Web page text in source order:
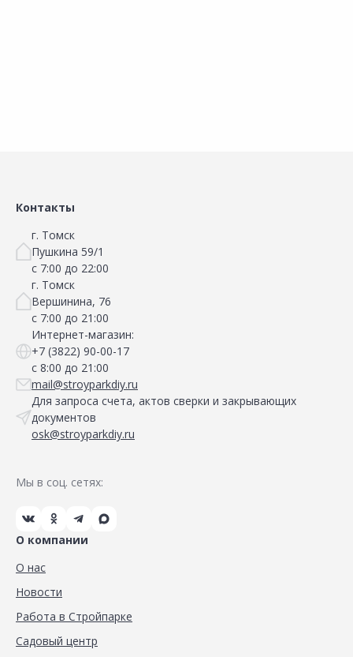
Контакты
г. Томск
Пушкина 59/1
с 7:00 до 22:00
г. Томск
Вершинина, 76
с 7:00 до 21:00
Интернет-магазин:
+7 (3822) 90-00-17
с 8:00 до 21:00
mail@stroyparkdiy.ru
Для запроса счета, актов сверки и закрывающих
документов
osk@stroyparkdiy.ru
Мы в соц. сетях:
О компании
О нас
Новости
Работа в Стройпарке
Садовый центр